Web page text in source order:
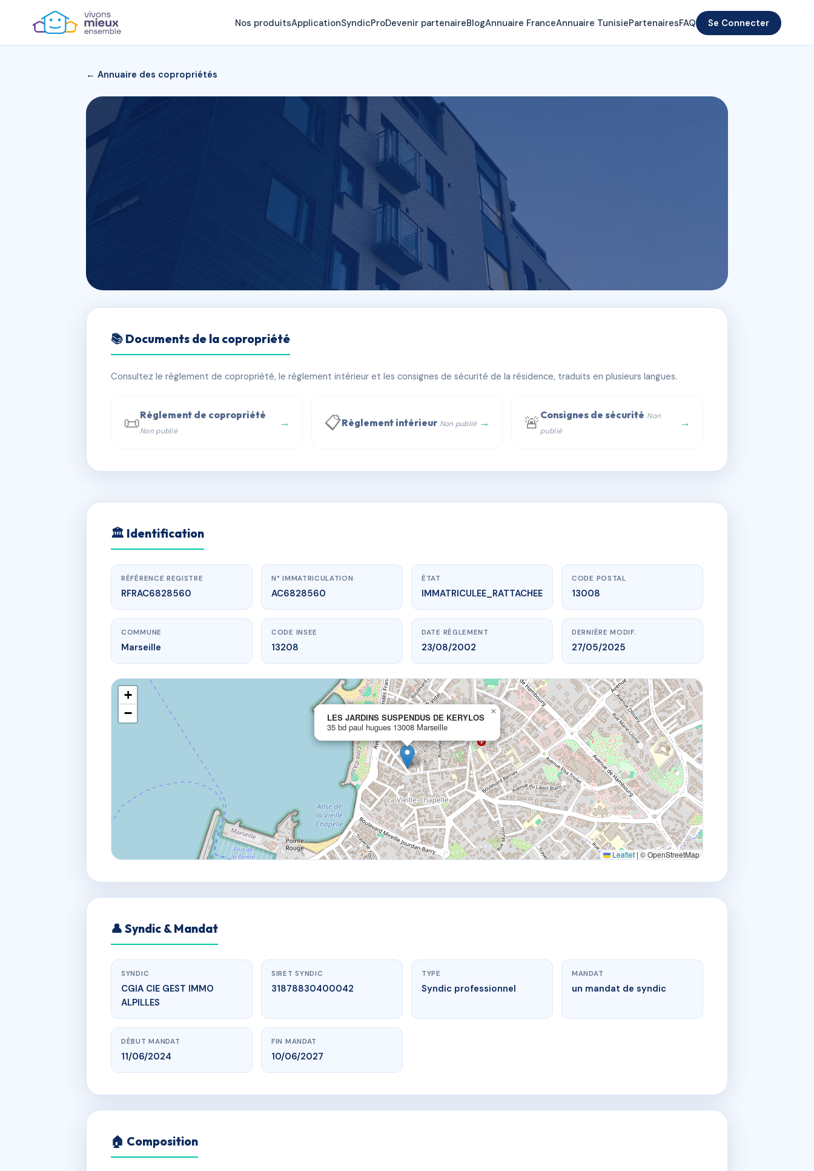
Nos produitsApplicationSyndicProDevenir partenaireBlogAnnuaire FranceAnnuaire TunisiePartenairesFAQ Se Connecter
← Annuaire des copropriétés
LES JARDINS SUSPENDUS DE KERYLOS
📍 35 bd paul hugues 13008 Marseille
📞 Contacter Syndic Digital 💬 WhatsApp
📚 Documents de la copropriété
Consultez le règlement de copropriété, le règlement intérieur et les consignes de sécurité de la résidence, traduits en plusieurs langues.
📜Règlement de copropriété
Non publié
→ 📋Règlement intérieur Non publié → 🚨 Consignes de sécurité Non
publié
→
AC6828560 🇫🇷
www.vme.plus/AC6828560
LES JARDINS SUSPENDUS DE KERYLOS
35 bd paul hugues13008 Marseille
🏛 Identification
RÉFÉRENCE REGISTRE
RFRAC6828560
N° IMMATRICULATION
AC6828560
ÉTAT
IMMATRICULEE_RATTACHEE
CODE POSTAL
13008
COMMUNE
Marseille
CODE INSEE
13208
DATE RÈGLEMENT
23/08/2002
DERNIÈRE MODIF.
27/05/2025
LES JARDINS SUSPENDUS DE KERYLOS
35 bd paul hugues 13008 Marseille
×
+
−
Leaflet | © OpenStreetMap
👤 Syndic & Mandat
SYNDIC
CGIA CIE GEST IMMO
ALPILLES
SIRET SYNDIC
31878830400042
TYPE
Syndic professionnel
MANDAT
un mandat de syndic
DÉBUT MANDAT
11/06/2024
FIN MANDAT
10/06/2027
🏠 Composition